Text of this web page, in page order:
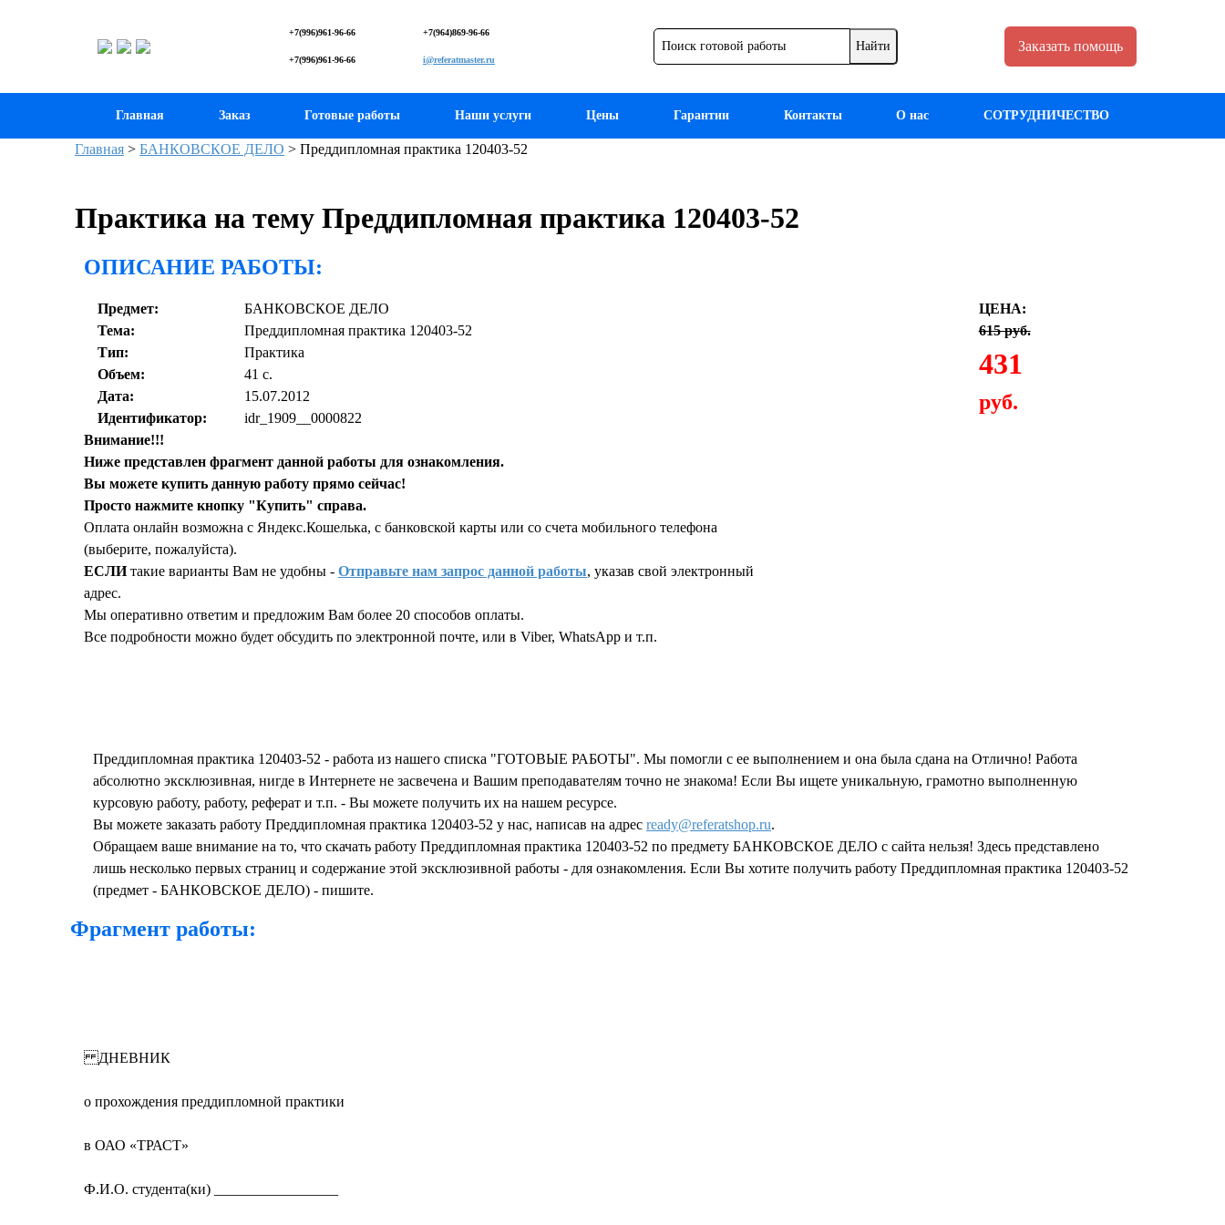
+7(996)961-96-66 +7(964)869-96-66
+7(996)961-96-66 i@referatmaster.ru
Заказать помощь
Главная Заказ Готовые работы Наши услуги Цены Гарантии Контакты О нас СОТРУДНИЧЕСТВО
Главная > БАНКОВСКОЕ ДЕЛО > Преддипломная практика 120403-52
Практика на тему Преддипломная практика 120403-52
ОПИСАНИЕ РАБОТЫ:
Предмет:
БАНКОВСКОЕ ДЕЛО
Тема:
Преддипломная практика 120403-52
Тип:
Практика
Объем:
41 с.
Дата:
15.07.2012
Идентификатор:
idr_1909__0000822
ЦЕНА:
615 руб.
431
руб.
Внимание!!!
Ниже представлен фрагмент данной работы для ознакомления.
Вы можете купить данную работу прямо сейчас!
Просто нажмите кнопку "Купить" справа.
Оплата онлайн возможна с Яндекс.Кошелька, с банковской карты или со счета мобильного телефона
(выберите, пожалуйста).
ЕСЛИтакие варианты Вам не удобны - Отправьте нам запрос данной работы, указав свой электронный
адрес.
Мы оперативно ответим и предложим Вам более 20 способов оплаты.
Все подробности можно будет обсудить по электронной почте, или в Viber, WhatsApp и т.п.
Преддипломная практика 120403-52 - работа из нашего списка "ГОТОВЫЕ РАБОТЫ". Мы помогли с ее выполнением и она была сдана на Отлично! Работа
абсолютно эксклюзивная, нигде в Интернете не засвечена и Вашим преподавателям точно не знакома! Если Вы ищете уникальную, грамотно выполненную
курсовую работу, работу, реферат и т.п. - Вы можете получить их на нашем ресурсе.
Вы можете заказать работу Преддипломная практика 120403-52 у нас, написав на адрес ready@referatshop.ru.
Обращаем ваше внимание на то, что скачать работу Преддипломная практика 120403-52 по предмету БАНКОВСКОЕ ДЕЛО с сайта нельзя! Здесь представлено
лишь несколько первых страниц и содержание этой эксклюзивной работы - для ознакомления. Если Вы хотите получить работу Преддипломная практика 120403-52
(предмет - БАНКОВСКОЕ ДЕЛО) - пишите.
Фрагмент работы:
ДНЕВНИК
о прохождения преддипломной практики
в ОАО «ТРАСТ»
Ф.И.О. студента(ки) _________________